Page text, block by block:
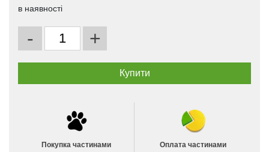
в наявності
- +
Покупка частинами
Оплата частинами